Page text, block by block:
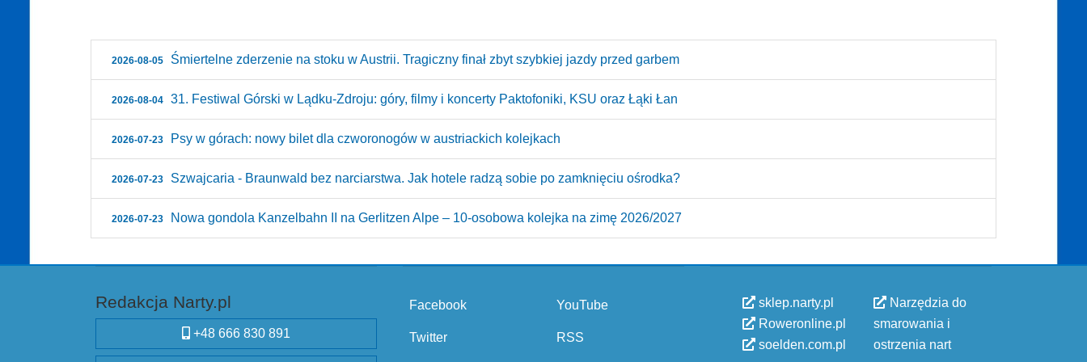
2026-08-05 Śmiertelne zderzenie na stoku w Austrii. Tragiczny finał zbyt szybkiej jazdy przed garbem
2026-08-04 31. Festiwal Górski w Lądku-Zdroju: góry, filmy i koncerty Paktofoniki, KSU oraz Łąki Łan
2026-07-23 Psy w górach: nowy bilet dla czworonogów w austriackich kolejkach
2026-07-23 Szwajcaria - Braunwald bez narciarstwa. Jak hotele radzą sobie po zamknięciu ośrodka?
2026-07-23 Nowa gondola Kanzelbahn II na Gerlitzen Alpe – 10‑osobowa kolejka na zimę 2026/2027
Redakcja Narty.pl
+48 666 830 891
Facebook
Twitter
YouTube
RSS
sklep.narty.pl
Roweronline.pl
soelden.com.pl
Narzędzia do
smarowania i
ostrzenia nart